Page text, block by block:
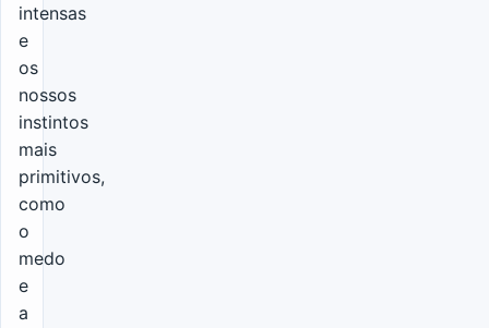
intensas
e
os
nossos
instintos
mais
primitivos,
como
o
medo
e
a